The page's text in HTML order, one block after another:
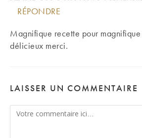
RÉPONDRE
Magnifique recette pour magnifique
délicieux merci.
LAISSER UN COMMENTAIRE
Comment